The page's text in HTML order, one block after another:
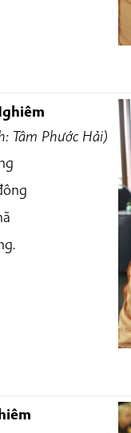
Tâm Phước Hải)